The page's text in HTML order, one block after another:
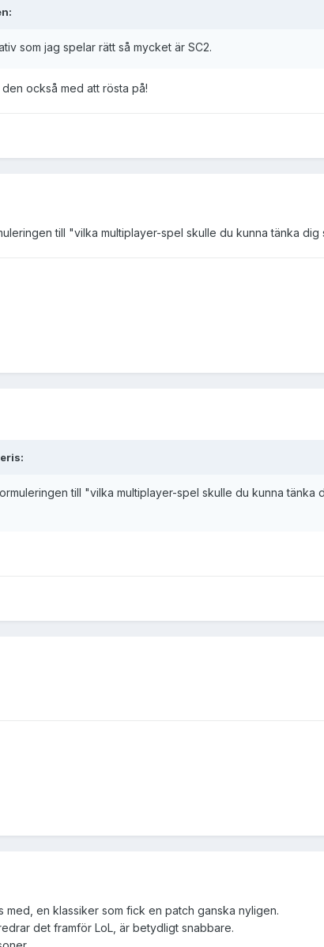
som jag spelar rätt så mycket är SC2.
också med att rösta på!
till "vilka multiplayer-spel skulle du kunna tänka
till "vilka multiplayer-spel skulle du kunna
en klassiker som fick en patch ganska nyligen.
det framför LoL, är betydligt snabbare.